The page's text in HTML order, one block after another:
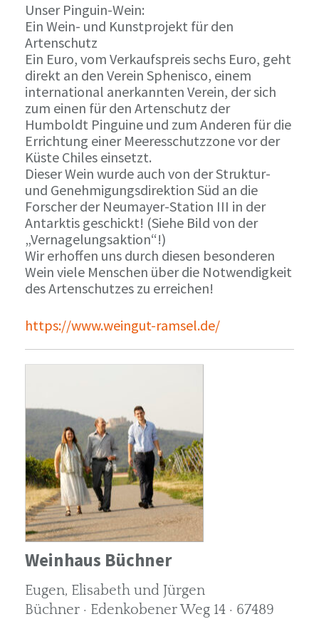
Unser Pinguin-Wein:
Ein Wein- und Kunstprojekt für den
Artenschutz
Ein Euro, vom Verkaufspreis sechs Euro, geht
direkt an den Verein Sphenisco, einem
international anerkannten Verein, der sich
zum einen für den Artenschutz der
Humboldt Pinguine und zum Anderen für die
Errichtung einer Meeresschutzzone vor der
Küste Chiles einsetzt.
Dieser Wein wurde auch von der Struktur-
und Genehmigungsdirektion Süd an die
Forscher der Neumayer-Station III in der
Antarktis geschickt! (Siehe Bild von der
„Vernagelungsaktion“!)
Wir erhoffen uns durch diesen besonderen
Wein viele Menschen über die Notwendigkeit
des Artenschutzes zu erreichen!
https://www.weingut-ramsel.de/
Weinhaus Büchner
Eugen, Elisabeth und Jürgen
Büchner · Edenkobener Weg 14 · 67489